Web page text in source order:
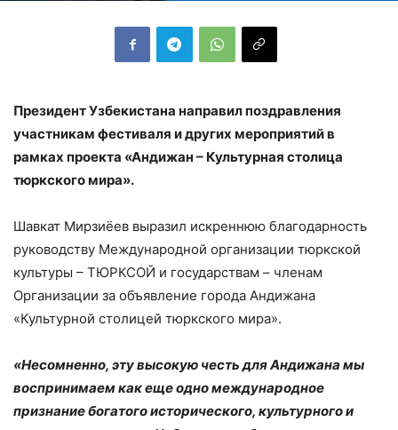
Президент Узбекистана направил поздравления
участникам фестиваля и других мероприятий в
рамках проекта «Андижан – Культурная столица
тюркского мира».
Шавкат Мирзиёев выразил искреннюю благодарность
руководству Международной организации тюркской
культуры – ТЮРКСОЙ и государствам – членам
Организации за объявление города Андижана
«Культурной столицей тюркского мира».
«Несомненно, эту высокую честь для Андижана мы
воспринимаем как еще одно международное
признание богатого исторического, культурного и